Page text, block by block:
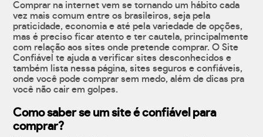
Comprar na internet vem se tornando um hábito cada
vez mais comum entre os brasileiros, seja pela
praticidade, economia e até pela variedade de opções,
mas é preciso ficar atento e ter cautela, principalmente
com relação aos sites onde pretende comprar. O Site
Confiável te ajuda a verificar sites desconhecidos e
também lista nessa página, sites seguros e confiáveis,
onde você pode comprar sem medo, além de dicas pra
você não cair em golpes.
Como saber se um site é confiável para
comprar?